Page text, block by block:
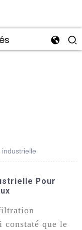
Pour
constaté que le